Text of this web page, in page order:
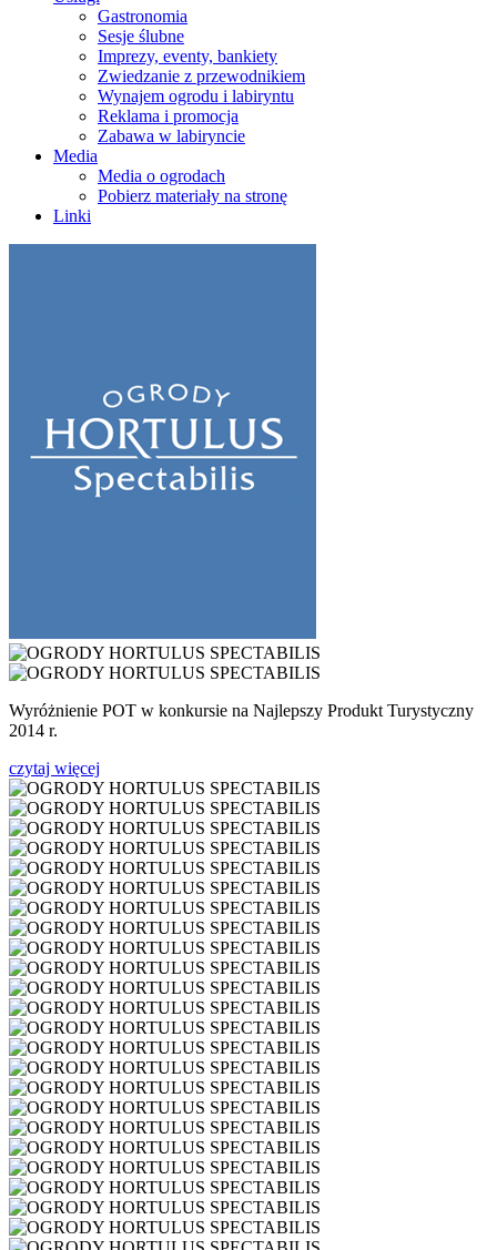
Gastronomia
Sesje ślubne
Imprezy, eventy, bankiety
Zwiedzanie z przewodnikiem
Wynajem ogrodu i labiryntu
Reklama i promocja
Zabawa w labiryncie
Media
Media o ogrodach
Pobierz materiały na stronę
Linki
Wyróżnienie POT w konkursie na Najlepszy Produkt Turystyczny
2014 r.
czytaj więcej